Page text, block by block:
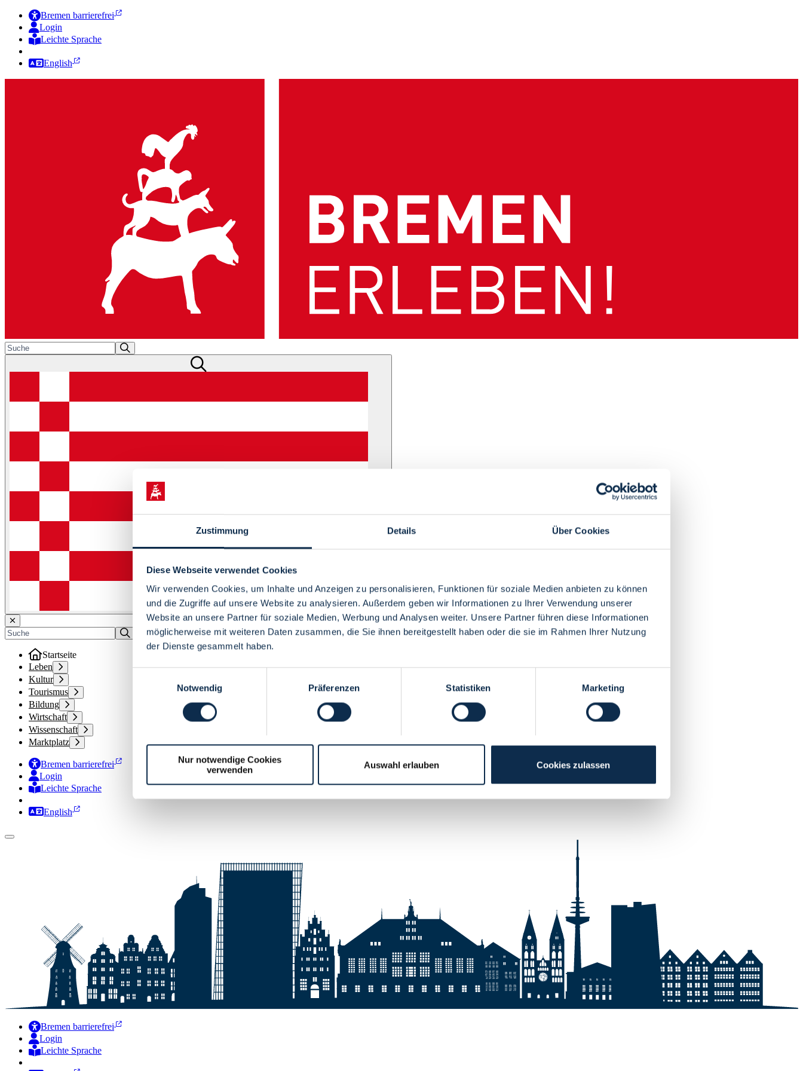
Zustimmung Details Über Cookies
Diese Webseite verwendet Cookies
Wir verwenden Cookies, um Inhalte und Anzeigen zu personalisieren, Funktionen für soziale Medien anbieten zu können
und die Zugriffe auf unsere Website zu analysieren. Außerdem geben wir Informationen zu Ihrer Verwendung unserer
Website an unsere Partner für soziale Medien, Werbung und Analysen weiter. Unsere Partner führen diese Informationen
möglicherweise mit weiteren Daten zusammen, die Sie ihnen bereitgestellt haben oder die sie im Rahmen Ihrer Nutzung
der Dienste gesammelt haben.
Notwendig
Präferenzen Statistiken Marketing
Nur notwendige Cookies
verwenden
Auswahl erlauben Cookies zulassen
Bremen barrierefrei
Login
Leichte Sprache
English
Menü
Startseite
Leben
Kultur
Tourismus
Bildung
Wirtschaft
Wissenschaft
Marktplatz
Bremen barrierefrei
Login
Leichte Sprache
Zur Deutschen Gebärdensprache
English
Bremen barrierefrei
Login
Leichte Sprache